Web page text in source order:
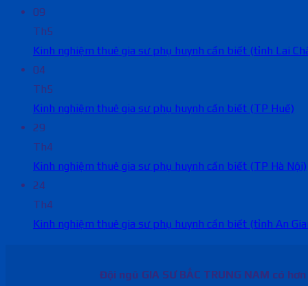
09
Th5
Kinh nghiệm thuê gia sư phụ huynh cần biết (tỉnh Lai
04
Th5
Kinh nghiệm thuê gia sư phụ huynh cần biết (TP Huế)
29
Th4
Kinh nghiệm thuê gia sư phụ huynh cần biết (TP Hà Nội)
24
Th4
Kinh nghiệm thuê gia sư phụ huynh cần biết (tỉnh An
Đội ngũ GIA SƯ BẮC TRUNG NAM có